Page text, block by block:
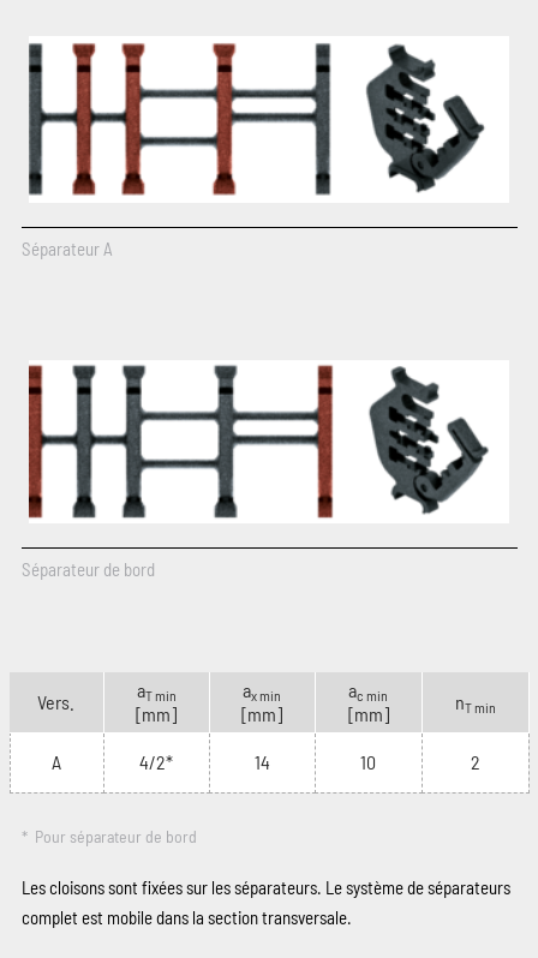
Séparateur A
Séparateur de bord
Vers.
aT min
[mm]
ax min
[mm]
ac min
[mm]
nT min
A 4/2* 14 10 2
* Pour séparateur de bord
Les cloisons sont fixées sur les séparateurs. Le système de séparateurs
complet est mobile dans la section transversale.